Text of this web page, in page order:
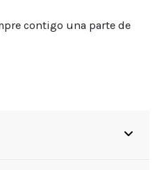
contigo una parte de